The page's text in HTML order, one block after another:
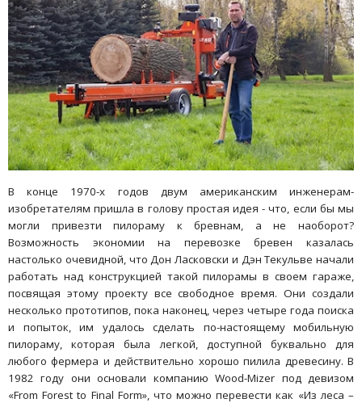
В конце 1970-х годов двум американским инженерам-
изобретателям пришла в голову простая идея - что, если бы мы
могли привезти пилораму к бревнам, а не наоборот?
Возможность экономии на перевозке бревен казалась
настолько очевидной, что Дон Ласковски и Дэн Текульве начали
работать над конструкцией такой пилорамы в своем гараже,
посвящая этому проекту все свободное время. Они создали
несколько прототипов, пока наконец, через четыре года поиска
и попыток, им удалось сделать по-настоящему мобильную
пилораму, которая была легкой, доступной буквально для
любого фермера и действительно хорошо пилила древесину. В
1982 году они основали компанию Wood-Mizer под девизом
«From Forest to Final Form», что можно перевести как «Из леса –